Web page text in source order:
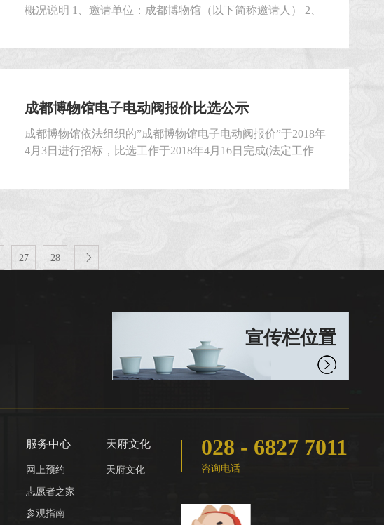
概况说明 1、邀请单位：成都博物馆（以下简称邀请人） 2、
成都博物馆电子电动阀报价比选公示
成都博物馆依法组织的”成都博物馆电子电动阀报价”于2018年
4月3日进行招标，比选工作于2018年4月16日完成(法定工作
27 28 
宣传栏位置
服务中心
网上预约
志愿者之家
参观指南
天府文化
天府文化
028 - 6827 7011
咨询电话